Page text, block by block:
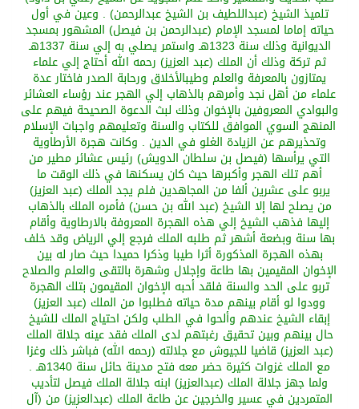
تلميذ الشيخ (عبداللطيف بن الشيخ عبدالرحمن)
. وعين في أول
حياته إماما لمسجد الإمام (عبدالرحمن بن فيصل) المشهور بمسجد
الديوانية وذلك سنة 1323هـ واستمر يصلي به إلي سنة 1337هـ
ثم تركة وذلك أن الملك (عبد العزيز) رحمه الله أحتاج إلي علماء
يمتازون بالمعرفة والعلم وطيبالأخلاق ورحابة الصدر فاختار عدة
علماء من أهل نجد وأمرهم بالذهاب إلي الهجرعند رؤساء العشائر
والبوادي المعروفين بالإخوان وذلك لبث الدعوة الصحيحة فيهم على
المنهج السوي الموافق للكتاب والسنة وتعليمهم واجبات الإسلام
وتحذيرهم عن الزيادة الغلو في الدين . وكانت هجرة الأرطاوية
التي يرأسها (فيصل بن سلطان الدويش) رئيس عشائر مطير من
أهم تلك الهجر وأكبرها حيث كان يسكنها في ذلك الوقت ما
يربو على عشرين ألفا من المجاهدين فلم يجد الملك (عبد العزيز)
من يصلح لها إلا الشيخ (عبد الله بن حسن) فأمره الملك بالذهاب
إليها فذهب الشيخ إلي هذه الهجرة المعروفة بالارطاوية وأقام
بها سنة وبضعة أشهرثم طلبه الملك فرجع إلي الرياض وقد خلف
بهذه الهجرة المذكورة أثرا طيبا وذكرا حميدا حيث صار له بين
الإخوان المقيمين بها طاعة وإجلال وشهرة بالتقى والعلم والصلاح
تربو على الحد والسنة فلقد أحبه الإخوان المقيمون بتلك الهجرة
وودوا لو أقام بينهم مدة حياته فطلبوا من الملك (عبد العزيز)
إبقاء الشيخ عندهم وألحوا في الطلب ولكن احتياج الملك للشيخ
حال بينهم وبين تحقيق رغبتهم لدى الملك فقد عينه جلالة الملك
(عبد العزيز) قاضيا للجيوش مع جلالته (رحمه الله) فباشر ذلك وغزا
مع الملك غزوات كثيرة حضر معه فتح مدينة حائل سنة 1340هـ .
ولما جهز جلالة الملك (عبدالعزيز) ابنه جلالة الملك فيصل لتأديب
المتمردين في عسير والخرجين عن طاعة الملك (عبدالعزيز)من (آل